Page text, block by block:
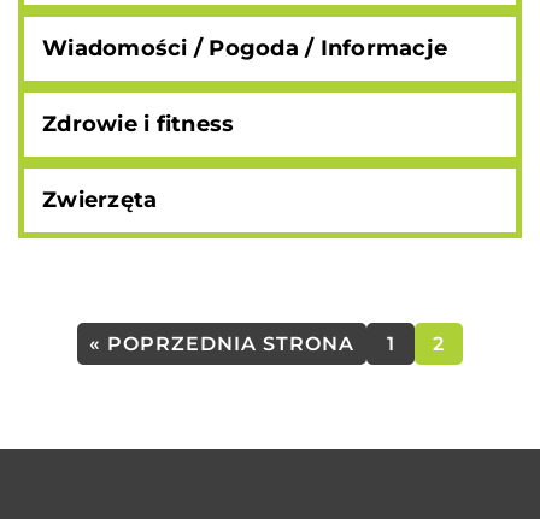
Wiadomości / Pogoda / Informacje
Zdrowie i fitness
Zwierzęta
« POPRZEDNIA STRONA 1 2